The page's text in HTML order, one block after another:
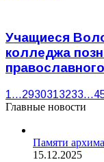
Учащиеся
колледжа
1…2930313233…
Главные новости
Памяти
15.12.2025